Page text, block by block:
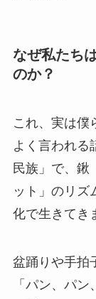
なぜ私たち
のか？
これ、実は僕
よく言われる
民族」で、鍬
ット」のリズ
化で生きてき
盆踊りや手拍
「パン、パ